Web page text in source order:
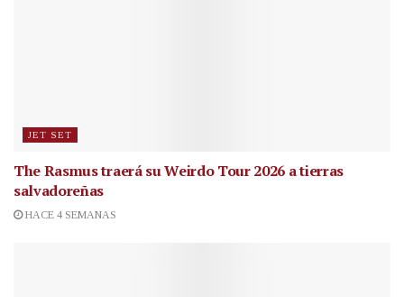
JET SET
The Rasmus traerá su Weirdo Tour 2026 a tierras
salvadoreñas
HACE 4 SEMANAS